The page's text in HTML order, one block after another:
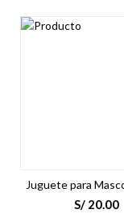
Juguete para
S/20.00